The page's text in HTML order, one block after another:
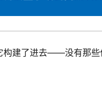
构建了进去——没有那些